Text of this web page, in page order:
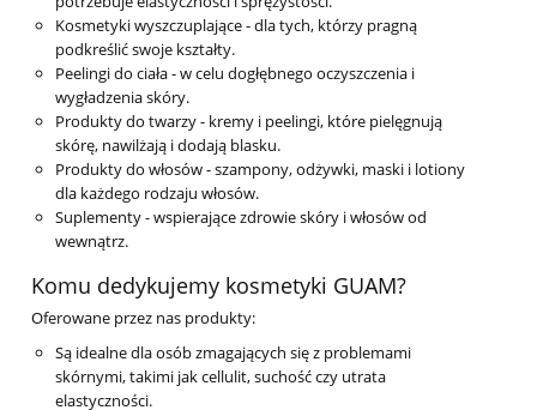
Kosmetyki wyszczuplające - dla tych, którzy pragną
podkreślić swoje kształty.
Peelingi do ciała - w celu dogłębnego oczyszczenia i
wygładzenia skóry.
Produkty do twarzy - kremy i peelingi, które pielęgnują
skórę, nawilżają i dodają blasku.
Produkty do włosów - szampony, odżywki, maski i lotiony
dla każdego rodzaju włosów.
Suplementy - wspierające zdrowie skóry i włosów od
wewnątrz.
Komu dedykujemy kosmetyki GUAM?
Oferowane przez nas produkty:
Są idealne dla osób zmagających się z problemami
skórnymi, takimi jak cellulit, suchość czy utrata
elastyczności.